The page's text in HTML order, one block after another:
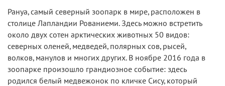
Рануа, самый северный зоопарк в мире, расположен в
столице Лапландии Рованиеми. Здесь можно встретить
около двух сотен арктических животных 50 видов:
северных оленей, медведей, полярных сов, рысей,
волков, манулов и многих других. В ноябре 2016 года в
зоопарке произошло грандиозное событие: здесь
родился белый медвежонок по кличке Сису, который